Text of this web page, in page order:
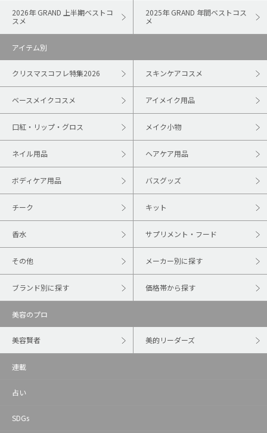
2026年 GRAND 上半期ベストコ
スメ
2025年 GRAND 年間ベストコス
メ
アイテム別
クリスマスコフレ特集2026 スキンケアコスメ
ベースメイクコスメ アイメイク用品
口紅・リップ・グロス メイク小物
ネイル用品 ヘアケア用品
ボディケア用品 バスグッズ
チーク キット
香水 サプリメント・フード
その他 メーカー別に探す
ブランド別に探す 価格帯から探す
美容のプロ
美容賢者 美的リーダーズ
連載
占い
SDGs